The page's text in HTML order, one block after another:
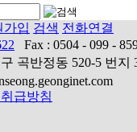
가입 검색 전화연결
Fax : 0504 - 099 -
곡반정동 520-5 번지
급방침